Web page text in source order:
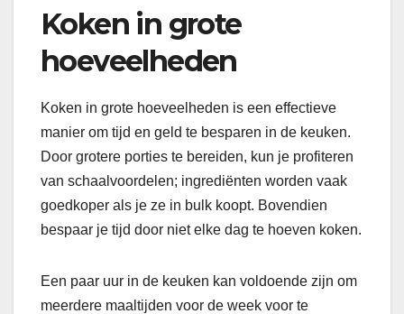
Koken in grote
hoeveelheden
Koken in grote hoeveelheden is een effectieve
manier om tijd en geld te besparen in de keuken.
Door grotere porties te bereiden, kun je profiteren
van schaalvoordelen; ingrediënten worden vaak
goedkoper als je ze in bulk koopt. Bovendien
bespaar je tijd door niet elke dag te hoeven koken.
Een paar uur in de keuken kan voldoende zijn om
meerdere maaltijden voor de week voor te